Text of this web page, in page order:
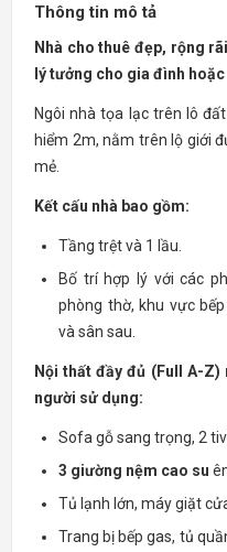
Thông tin mô tả
Nhà cho thuê đẹp, rộng
lý tưởng cho gia đình
Ngôi nhà tọa lạc trên lô
hiểm 2m, nằm trên lộ giới
mẻ.
Kết cấu nhà bao gồm:
Tầng trệt và 1 lầu.
Bố trí hợp lý với các
phòng thờ, khu vực
và sân sau.
Nội thất đầy đủ (Full A-
người sử dụng:
Sofa gỗ sang trọng, 2
3 giường nệm cao su
Tủ lạnh lớn, máy giặt
Trang bị bếp gas, tủ